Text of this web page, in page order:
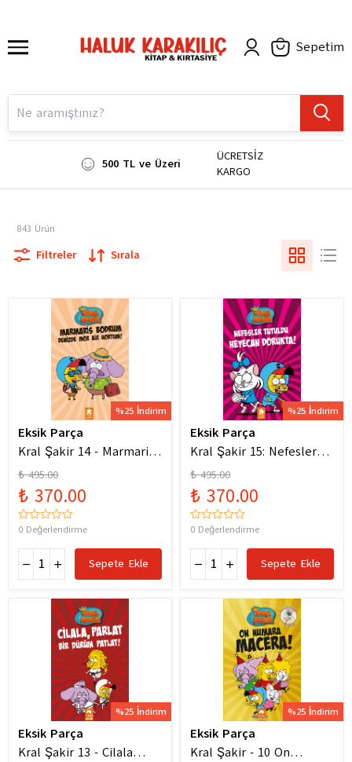
Sepetim
500 TL ve Üzeri
ÜCRETSİZ
KARGO
843 Ürün
Filtreler Sırala
%25 İndirim
Eksik Parça
Kral Şakir 14 - Marmaris
Bodrum Denizde Mor Bir
Hortum
₺ 495.00
₺ 370.00
0 Değerlendirme
Sepete Ekle
%25 İndirim
Eksik Parça
Kral Şakir 15: Nefesler
Tutuldu Heyecan Dorukta
₺ 495.00
₺ 370.00
0 Değerlendirme
Sepete Ekle
%25 İndirim
Eksik Parça
Kral Şakir 13 - Cilala
%25 İndirim
Eksik Parça
Kral Şakir - 10 On